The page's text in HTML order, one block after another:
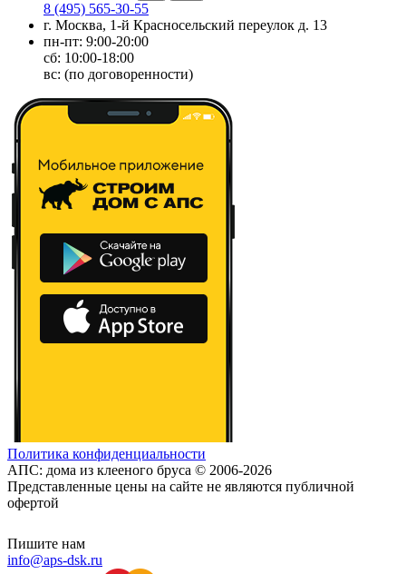
8 (495) 565-30-55
г. Москва, 1-й Красносельский переулок д. 13
пн-пт: 9:00-20:00
сб: 10:00-18:00
вс: (по договоренности)
Политика конфиденциальности
АПС: дома из клееного бруса © 2006-2026
Представленные цены на сайте не являются публичной
офертой
Пишите нам
info@aps-dsk.ru